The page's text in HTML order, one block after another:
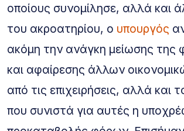
οποίους συνομίλησε, αλλά και
του ακροατηρίου, ο υπουργός
ακόμη την ανάγκη μείωσης της
και αφαίρεσης άλλων
από τις επιχειρήσεις, αλλά και
που συνιστά για αυτές η